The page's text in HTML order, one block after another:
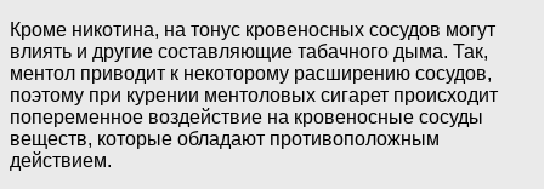
Кроме никотина, на тонус кровеносных сосудов могут
влиять и другие составляющие табачного дыма. Так,
ментол приводит к некоторому расширению сосудов,
поэтому при курении ментоловых сигарет происходит
попеременное воздействие на кровеносные сосуды
веществ, которые обладают противоположным
действием.